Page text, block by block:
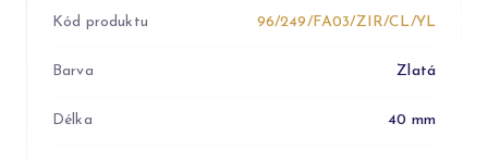
Kód produktu 96/249/FA03/ZIR/CL/YL
Barva Zlatá
Délka 40 mm